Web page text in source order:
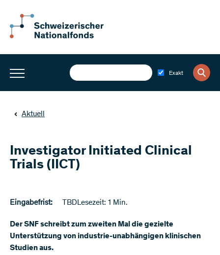
Exakt
Aktuell
Investigator Initiated Clinical
Trials (IICT)
Eingabefrist: TBDLesezeit: 1 Min.
Der SNF schreibt zum zweiten Mal die gezielte
Unterstützung von industrie-unabhängigen klinischen
Studien aus.